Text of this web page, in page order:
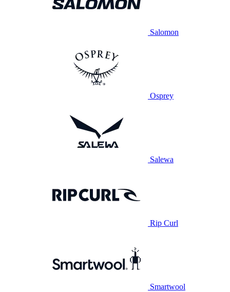
Salomon
Osprey
Salewa
Rip Curl
Smartwool